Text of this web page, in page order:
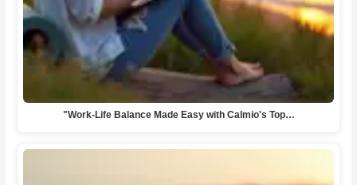
"Work-Life Balance Made Easy with Calmio's Top…